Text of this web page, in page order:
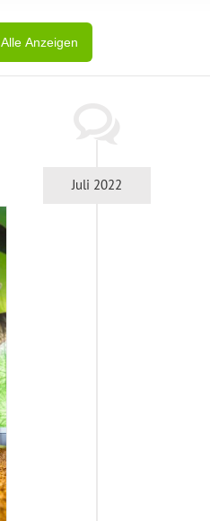
Alle Anzeigen
Juli 2022